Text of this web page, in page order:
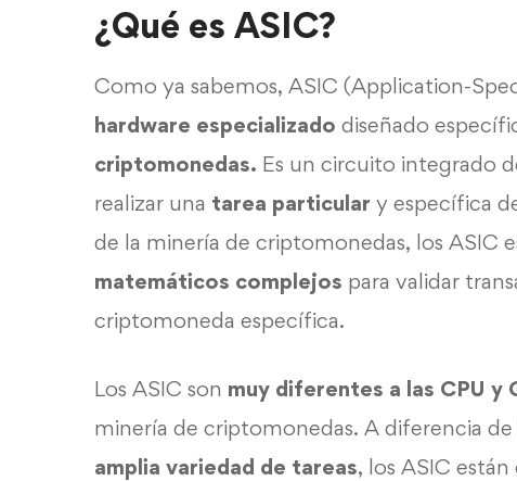
¿Qué es ASIC?
Como ya sabemos, ASIC (Application-
hardware especializado diseñado
criptomonedas. Es un circuito integrado
realizar una tarea particular y específica
de la minería de criptomonedas, los ASIC
matemáticos complejos para validar
criptomoneda específica.
Los ASIC son muy diferentes a las CPU y
minería de criptomonedas. A diferencia de
amplia variedad de tareas, los ASIC